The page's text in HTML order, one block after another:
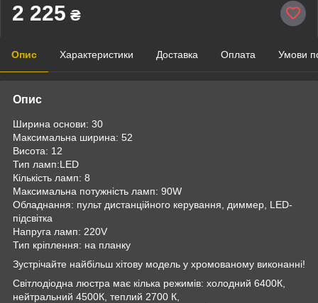
2 225 ₴
Опис Характеристики Доставка Оплата Умови
Опис
Ширина основи: 30
Максимальна ширина: 52
Висота: 12
Тип ламп:LED
Кількість ламп: 8
Максимальна потужність ламп: 90W
Обладнання: пульт дистанційного керування, диммер, LED-
підсвітка
Напруга ламп: 220V
Тип кріплення: на планку
Зустрічайте найбільш хітову модель у хромованому виконанні!
Світлодіодна люстра має кілька режимів: холодний 6400К,
нейтральний 4500К, теплий 2700 К,